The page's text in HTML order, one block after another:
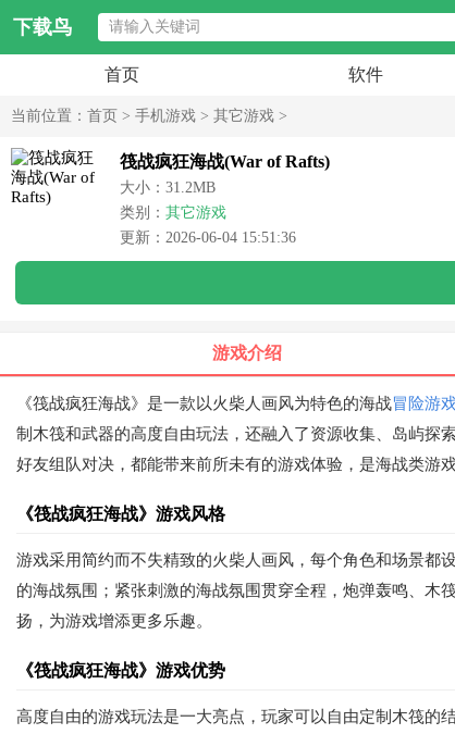
下载鸟
首页 软件
当前位置： 首页 > 手机游戏 > 其它游戏 >
筏战疯狂海战(War of Rafts)
大小：31.2MB
类别： 其它游戏
更新：2026-06-04 15:51:36
游戏介绍
《筏战疯狂海战》是一款以火柴人画风为特色的海战冒险游
制木筏和武器的高度自由玩法，还融入了资源收集、岛屿探
好友组队对决，都能带来前所未有的游戏体验，是海战类游
《筏战疯狂海战》游戏风格
游戏采用简约而不失精致的火柴人画风，每个角色和场景都
的海战氛围；紧张刺激的海战氛围贯穿全程，炮弹轰鸣、木
扬，为游戏增添更多乐趣。
《筏战疯狂海战》游戏优势
高度自由的游戏玩法是一大亮点，玩家可以自由定制木筏的